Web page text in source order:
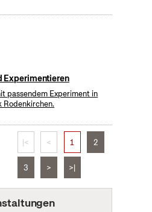
Experimentieren
passendem Experiment in
|< < 1 2
3 > >|